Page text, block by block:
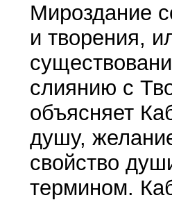
Мироздание
и творения,
слиянию с
объясняет
душу,
свойство
термином.